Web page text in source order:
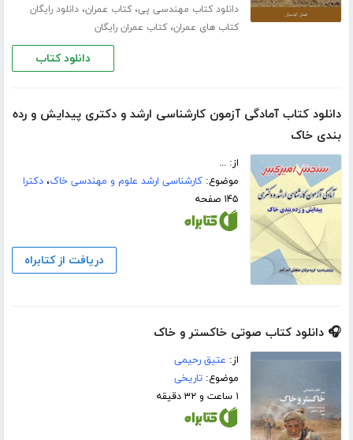
دانلود کتاب مهندسی پی،کتاب عمران،دانلود رایگان
کتاب های عمران،کتاب عمران رایگان
دانلود کتاب
دانلود کتاب آمادگی آزمون کارشناسی ارشد و دکتری پیدایش و رده
بندی خاک
از: ...
موضوع:کارشناسی ارشد علوم و مهندسی خاک،دکترا
۱۴۵ صفحه
دریافت از کتابراه
🎧 دانلود کتاب صوتی خاکستر و خاک
از: عتیق رحیمی
موضوع:تاریخی
۱ ساعت و ۳۲ دقیقه